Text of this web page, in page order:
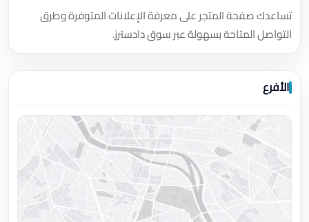
تساعدك صفحة المتجر على معرفة الإعلانات المتوفرة وطرق
التواصل المتاحة بسهولة عبر سوق دادسترز.
الأفرع